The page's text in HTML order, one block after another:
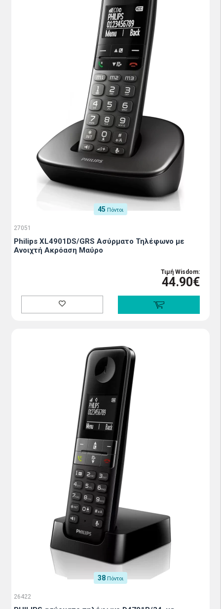
45 Πόντοι
27051
Philips XL4901DS/GRS Ασύρματο Τηλέφωνο με
Aνοιχτή Aκρόαση Μαύρο
Τιμή Wisdom:
44.90€
38 Πόντοι
26422